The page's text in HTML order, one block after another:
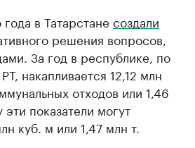
в Татарстане создали
решения вопросов,
За год в республике, по
накапливается 12,12 млн
отходов или 1,46
показатели могут
куб. м или 1,47 млн т.